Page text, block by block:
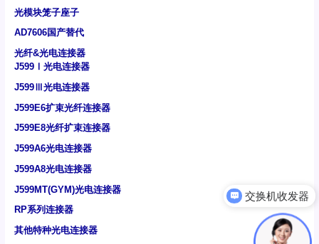
光模块笼子座子
AD7606国产替代
光纤&光电连接器
J599Ⅰ光电连接器
J599Ⅲ光电连接器
J599E6扩束光纤连接器
J599E8光纤扩束连接器
J599A6光电连接器
J599A8光电连接器
J599MT(GYM)光电连接器
RP系列连接器
其他特种光电连接器
可以介绍下你们的产品么
交换机收发器